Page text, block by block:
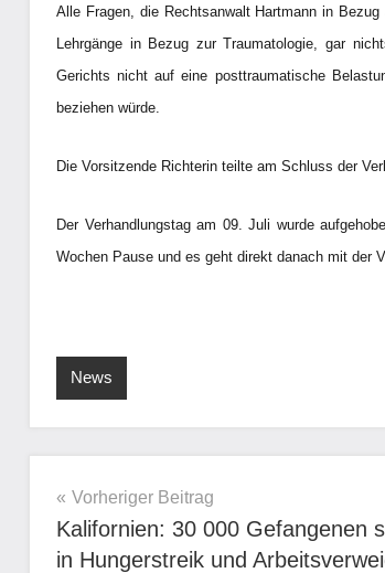
Alle Fragen, die Rechtsanwalt Hartmann in
Lehrgänge in Bezug zur Traumatologie, gar
Gerichts nicht auf eine posttraumatische
beziehen würde.
Die Vorsitzende Richterin teilte am Schluss der
Der Verhandlungstag am 09. Juli wurde
Wochen Pause und es geht direkt danach mit der
News
Beitragsnavigation
Vorheriger Beitrag
Kalifornien: 30 000 Gefangenen
in Hungerstreik und